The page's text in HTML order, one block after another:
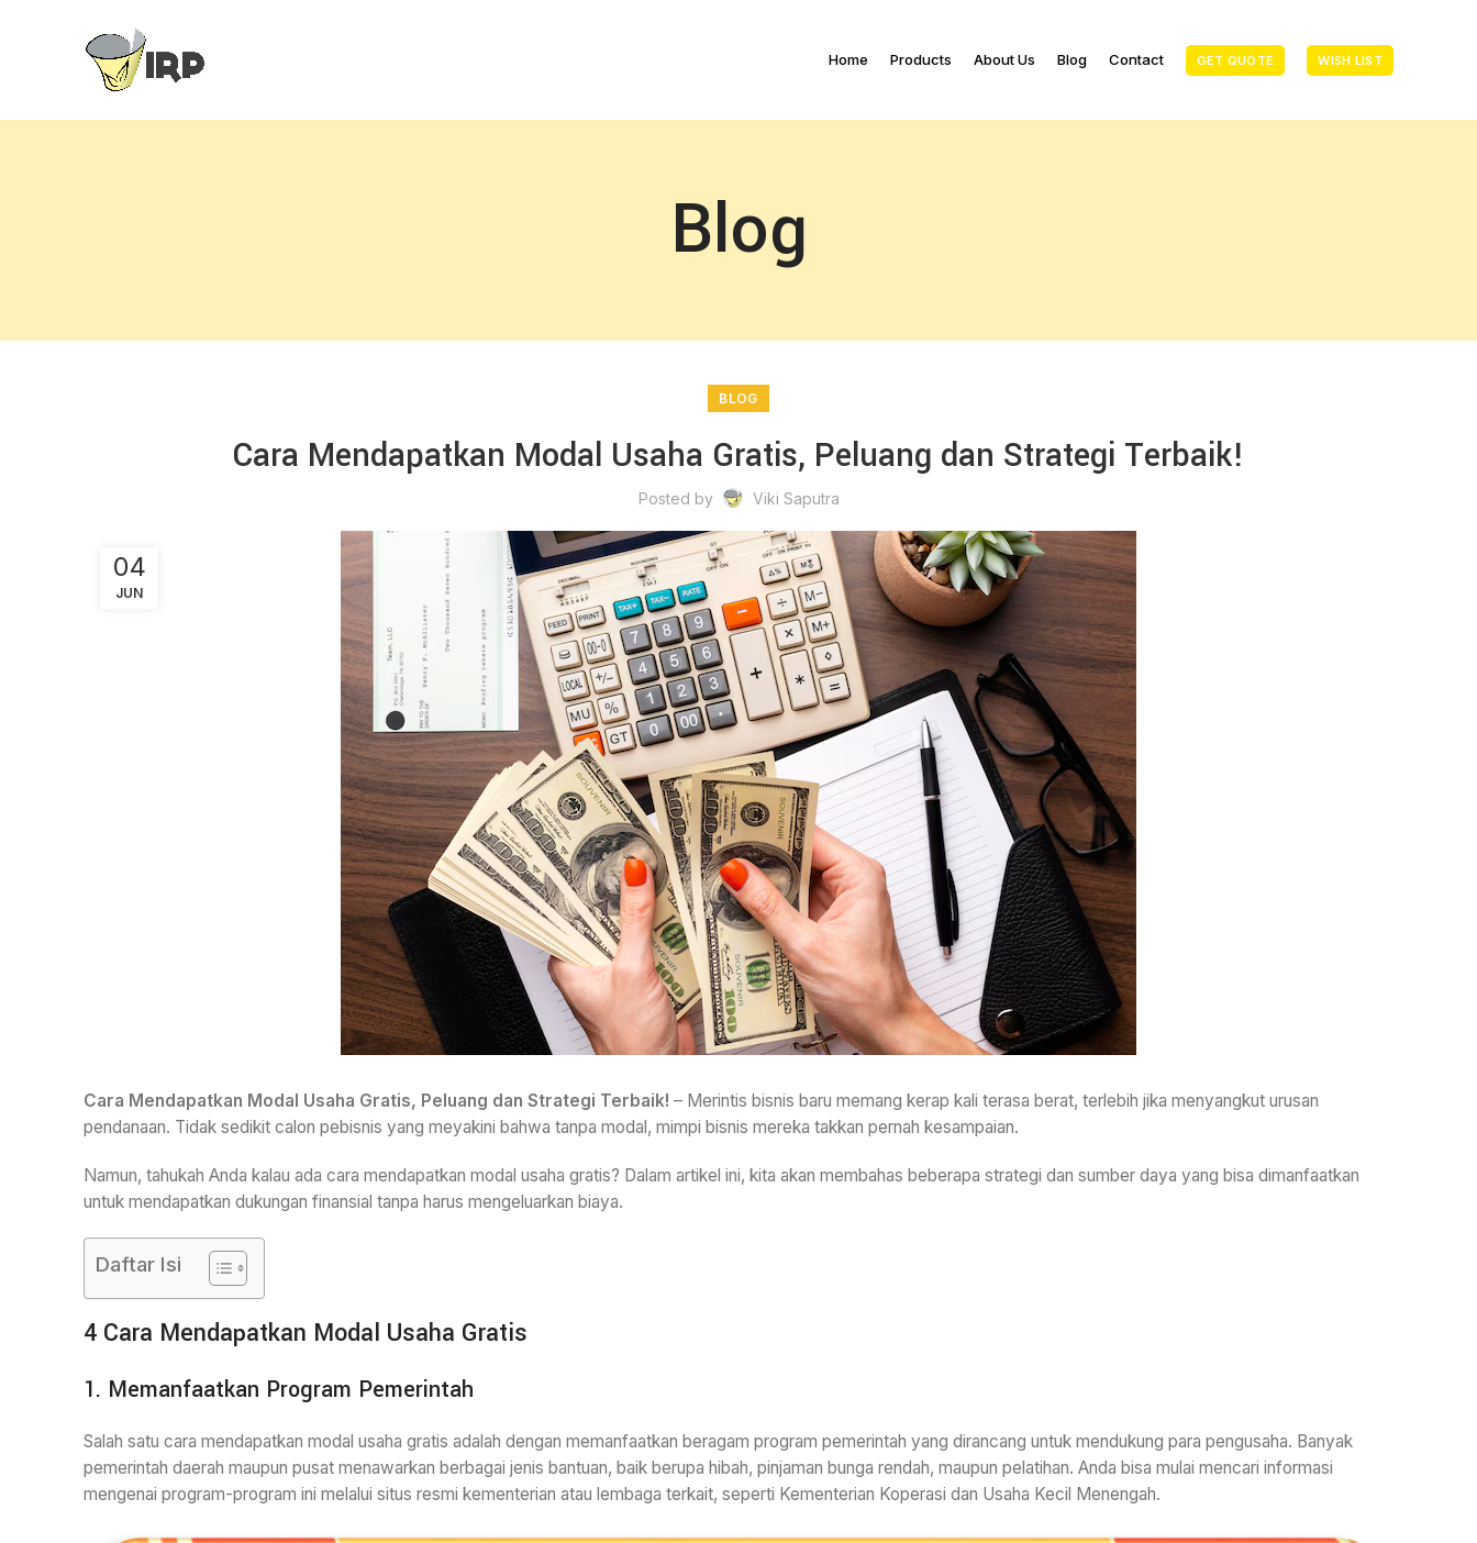
Home Products About Us Blog Contact GET QUOTE WISH LIST
Blog
BLOG
Cara Mendapatkan Modal Usaha Gratis, Peluang dan Strategi Terbaik!
Posted by Viki Saputra
04
JUN
Cara Mendapatkan Modal Usaha Gratis, Peluang dan Strategi Terbaik! – Merintis bisnis baru memang kerap kali terasa berat, terlebih jika menyangkut urusan
pendanaan. Tidak sedikit calon pebisnis yang meyakini bahwa tanpa modal, mimpi bisnis mereka takkan pernah kesampaian.
Namun, tahukah Anda kalau ada cara mendapatkan modal usaha gratis? Dalam artikel ini, kita akan membahas beberapa strategi dan sumber daya yang bisa dimanfaatkan
untuk mendapatkan dukungan finansial tanpa harus mengeluarkan biaya.
Daftar Isi
4 Cara Mendapatkan Modal Usaha Gratis
1. Memanfaatkan Program Pemerintah
Salah satu cara mendapatkan modal usaha gratis adalah dengan memanfaatkan beragam program pemerintah yang dirancang untuk mendukung para pengusaha. Banyak
pemerintah daerah maupun pusat menawarkan berbagai jenis bantuan, baik berupa hibah, pinjaman bunga rendah, maupun pelatihan. Anda bisa mulai mencari informasi
mengenai program-program ini melalui situs resmi kementerian atau lembaga terkait, seperti Kementerian Koperasi dan Usaha Kecil Menengah.